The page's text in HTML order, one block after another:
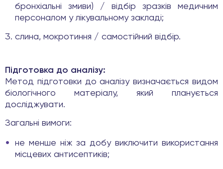
бронхіальні змиви) / відбір зразків медичним
персоналом у лікувальному закладі;
слина, мокротиння / самостійний відбір.
Підготовка до аналізу:
Метод підготовки до аналізу визначається видом
біологічного матеріалу, який планується
досліджувати.
Загальні вимоги:
не менше ніж за добу виключити використання
місцевих антисептиків;